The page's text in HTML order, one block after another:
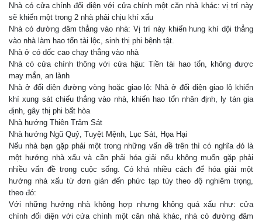
Nhà có cửa chính đối diện với cửa chính một căn nhà khác: vị trí này
sẽ khiến một trong 2 nhà phải chịu khí xấu
Nhà có đường đâm thẳng vào nhà: Vị trí này khiến hung khí dội thẳng
vào nhà làm hao tổn tài lộc, sinh thị phi bệnh tật.
Nhà ở có dốc cao chạy thẳng vào nhà
Nhà có cửa chính thông với cửa hậu: Tiền tài hao tổn, không được
may mắn, an lành
Nhà ở đối diện đường vòng hoặc giao lộ: Nhà ở đối diện giao lộ khiến
khí xung sát chiếu thẳng vào nhà, khiến hao tổn nhân định, ly tán gia
định, gây thị phi bất hòa
Nhà hướng Thiên Trảm Sát
Nhà hướng Ngũ Quỷ, Tuyệt Mệnh, Lục Sát, Họa Hại
Nếu nhà bạn gặp phải một trong những vấn đề trên thì có nghĩa đó là
một hướng nhà xấu và cần phải hóa giải nếu không muốn gặp phải
nhiều vấn đề trong cuộc sống. Có khá nhiều cách để hóa giải một
hướng nhà xấu từ đơn giản đến phức tạp tùy theo độ nghiêm trọng,
theo đó:
Với những hướng nhà không hợp nhưng không quá xấu như: cửa
chính đối diện với cửa chính một căn nhà khác, nhà có đường đâm